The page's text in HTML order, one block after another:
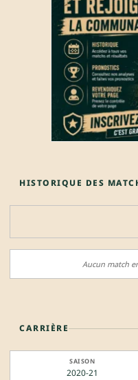
HISTORIQUE DES
Aucun match
CARRIÈRE
2020-21